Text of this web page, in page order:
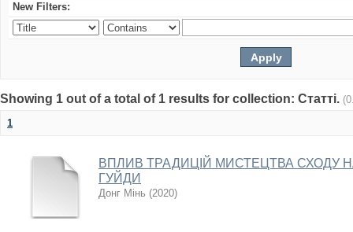
New Filters:
Showing 1 out of a total of 1 results for collection: Статті.
1
ВПЛИВ ТРАДИЦІЙ МИСТЕЦТВА СХОДУ
ГУЙДИ
Донг Мінь (2020)